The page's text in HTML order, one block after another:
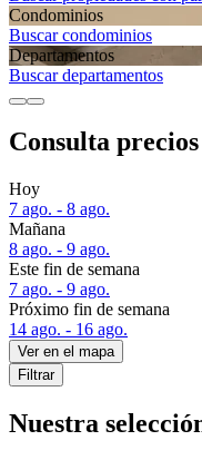
Condominios
Buscar condominios
Departa­mentos
Buscar departamentos
Consulta
Hoy
7 ago. - 8 ago.
Mañana
8 ago. - 9 ago.
Este fin de semana
7 ago. - 9 ago.
Próximo fin de semana
14 ago. - 16 ago.
Ver en el mapa
Filtrar
Nuestra